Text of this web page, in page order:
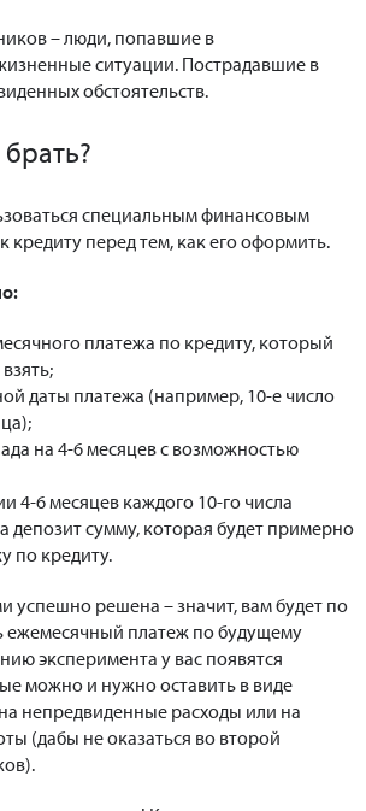
– люди, попавшие в
ситуации. Пострадавшие в
обстоятельств.
специальным финансовым
кредиту перед тем, как его оформить.
платежа по кредиту, который
даты платежа (например, 10-е число
на 4-6 месяцев с возможностью
4-6 месяцев каждого 10-го числа
депозит сумму, которая будет примерно
по кредиту.
успешно решена – значит, вам будет по
ежемесячный платеж по будущему
эксперимента у вас появятся
можно и нужно оставить в виде
непредвиденные расходы или на
(дабы не оказаться во второй